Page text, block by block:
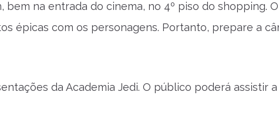
na entrada do cinema, no 4º piso do shopping.
épicas com os personagens. Portanto, prepare a
da Academia Jedi. O público poderá assistir a